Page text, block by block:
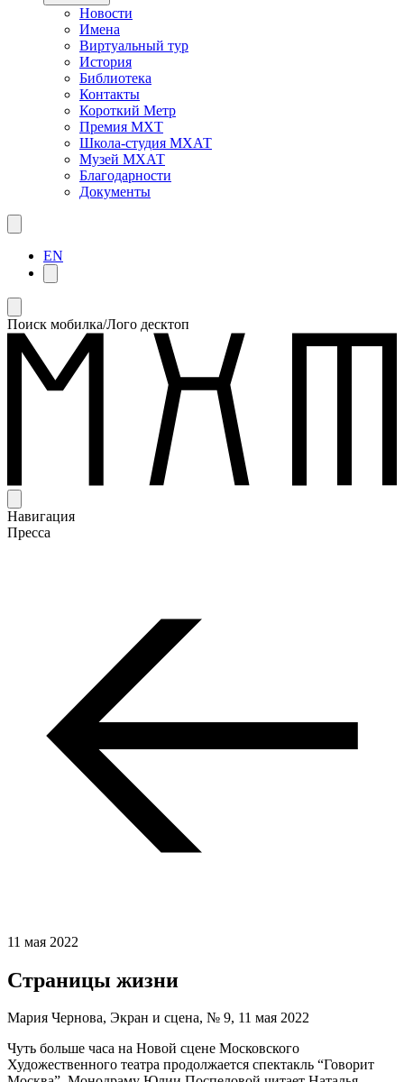
Новости
Имена
Виртуальный тур
История
Библиотека
Контакты
Короткий Метр
Премия МХТ
Школа-студия МХАТ
Музей МХАТ
Благодарности
Документы
EN
Поиск мобилка/Лого десктоп
Навигация
Пресса
11 мая 2022
Страницы жизни
Мария Чернова, Экран и сцена, № 9, 11 мая 2022
Чуть больше часа на Новой сцене Московского
Художественного театра продолжается спектакль “Говорит